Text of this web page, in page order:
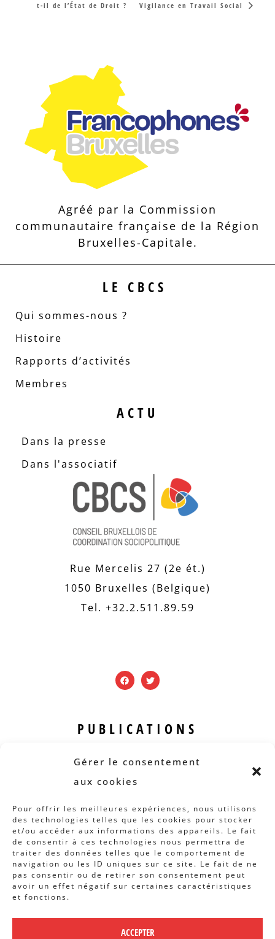
Gérer le consentement
aux cookies
Pour offrir les meilleures expériences, nous utilisons
des technologies telles que les cookies pour stocker
et/ou accéder aux informations des appareils. Le fait
de consentir à ces technologies nous permettra de
traiter des données telles que le comportement de
navigation ou les ID uniques sur ce site. Le fait de ne
pas consentir ou de retirer son consentement peut
avoir un effet négatif sur certaines caractéristiques
et fonctions.
ACCEPTER
t-il de l’État de Droit ? Vigilance en Travail Social
Agréé par la Commission
communautaire française de la Région
Bruxelles-Capitale.
LE CBCS
Qui sommes-nous ?
Histoire
Rapports d’activités
Membres
ACTU
Dans la presse
Dans l'associatif
Rue Mercelis 27 (2e ét.)
1050 Bruxelles (Belgique)
Tel. +32.2.511.89.59
PUBLICATIONS
Revue B.I.S.
Rapports et analyses
Articles
AUTRES INFOS
Actions
Concertation
Archives